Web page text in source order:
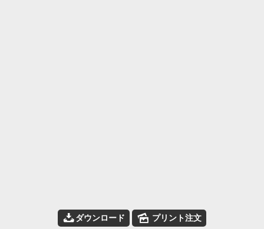
📥ダウンロード 🌄 プリント注文